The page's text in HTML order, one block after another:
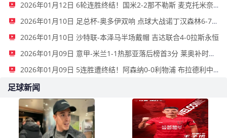
2026年01月12日 6轮连胜终结！国米2-2那不勒斯 麦克托米奈双响恰20点射孔蒂染红
2026年01月10日 足总杯-奥多伊双响 点球大战诺丁汉森林6-7雷克瑟姆
2026年01月10日 沙特联-本泽马半场戴帽 吉达联合4-0拉斯永恒
2026年01月09日 意甲-米兰1-1热那亚落后榜首3分 莱奥补时绝平普利西奇进球被吹
2026年01月09日 5连胜遭终结！阿森纳0-0利物浦 布拉德利中框+伤退因卡皮耶伤退
足球新闻